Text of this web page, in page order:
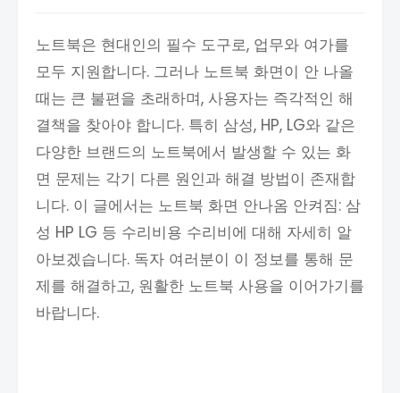
노트북은 현대인의 필수 도구로, 업무와 여가를
모두 지원합니다. 그러나 노트북 화면이 안 나올
때는 큰 불편을 초래하며, 사용자는 즉각적인 해
결책을 찾아야 합니다. 특히 삼성, HP, LG와 같은
다양한 브랜드의 노트북에서 발생할 수 있는 화
면 문제는 각기 다른 원인과 해결 방법이 존재합
니다. 이 글에서는 노트북 화면 안나옴 안켜짐: 삼
성 HP LG 등 수리비용 수리비에 대해 자세히 알
아보겠습니다. 독자 여러분이 이 정보를 통해 문
제를 해결하고, 원활한 노트북 사용을 이어가기를
바랍니다.